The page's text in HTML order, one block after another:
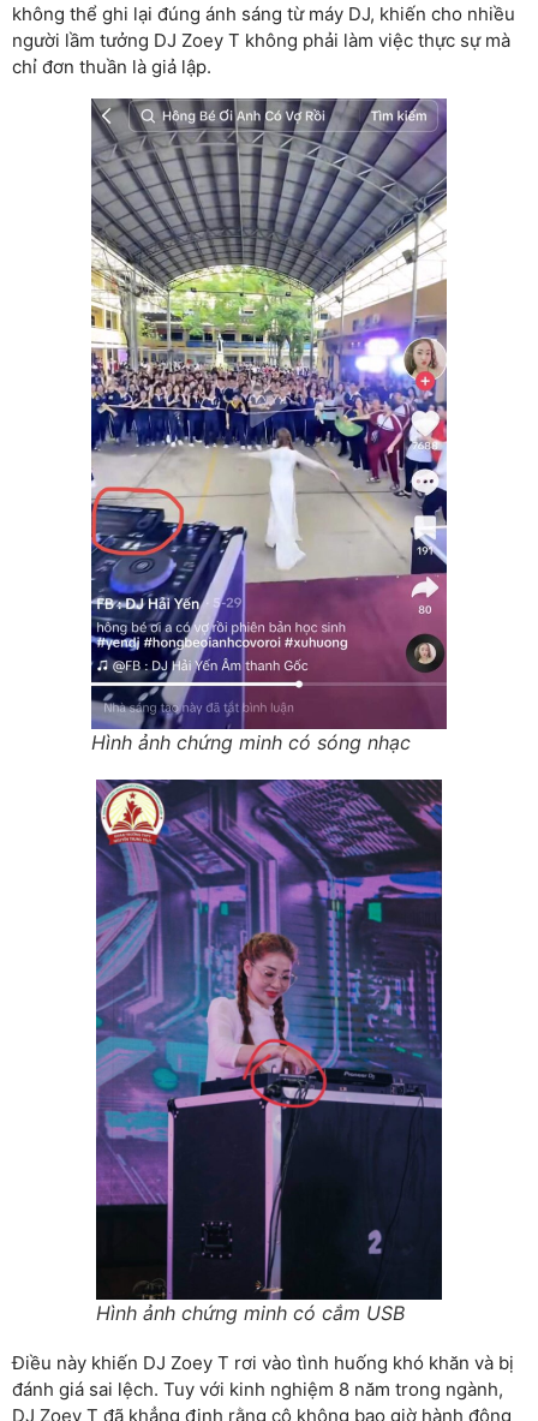
không thể ghi lại đúng ánh sáng từ máy DJ, khiến cho nhiều
người lầm tưởng DJ Zoey T không phải làm việc thực sự mà
chỉ đơn thuần là giả lập.
Hình ảnh chứng minh có sóng nhạc
Hình ảnh chứng minh có cắm USB
Điều này khiến DJ Zoey T rơi vào tình huống khó khăn và bị
đánh giá sai lệch. Tuy với kinh nghiệm 8 năm trong ngành,
DJ Zoey T đã khẳng định rằng cô không bao giờ hành động